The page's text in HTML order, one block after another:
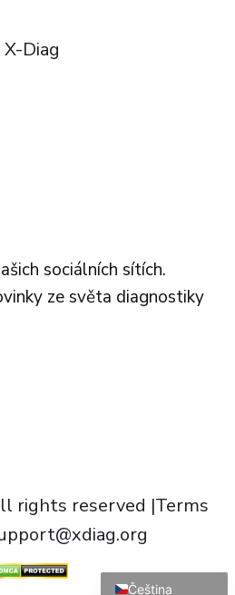
Diag
sociálních sítích.
ze světa diagnostiky
rights reserved |Terms
Čeština
Deutsch
Français